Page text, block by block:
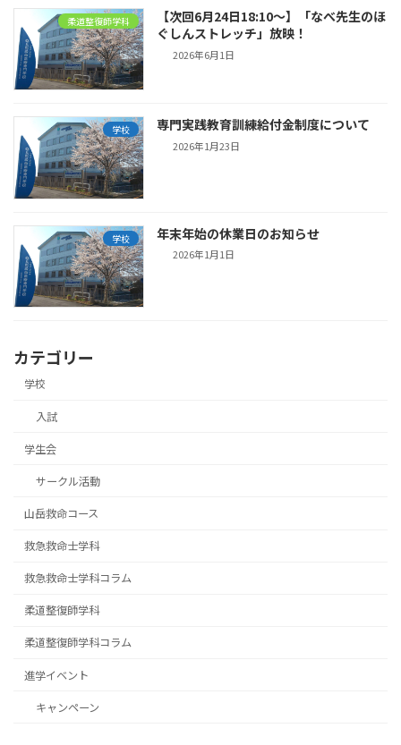
柔道整復師学科
【次回6月24日18:10～】「なべ先生のほ
ぐしんストレッチ」放映！
2026年6月1日
学校 専門実践教育訓練給付金制度について
2026年1月23日
学校 年末年始の休業日のお知らせ
2026年1月1日
カテゴリー
学校
入試
学生会
サークル活動
山岳救命コース
救急救命士学科
救急救命士学科コラム
柔道整復師学科
柔道整復師学科コラム
進学イベント
キャンペーン